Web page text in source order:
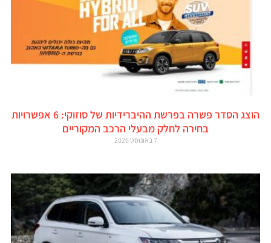
הוצג הסדר פשרה בפרשת ההיברידיות של סוזוקי: 6 אפשרויות
בחירה לחלק מבעלי הרכב המקוריים
7 באוגוסט 2026